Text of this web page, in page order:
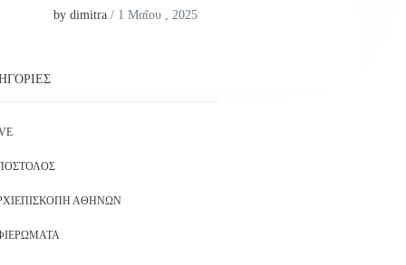
by dimitra / 1 Μαΐου , 2025
ΑΘΗΝΏΝ